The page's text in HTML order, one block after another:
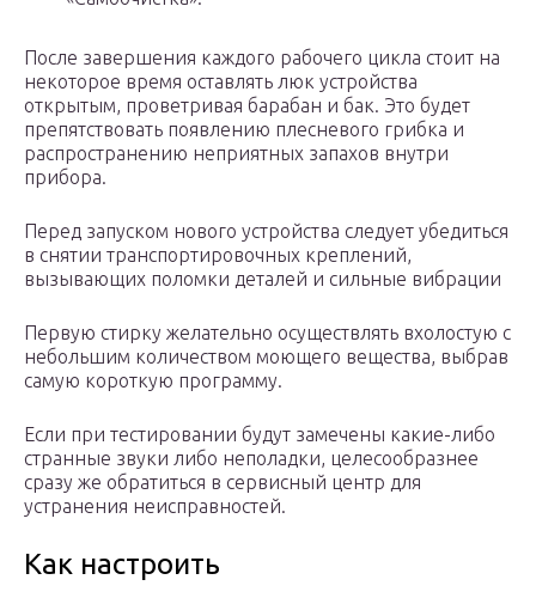
После завершения каждого рабочего цикла стоит на
некоторое время оставлять люк устройства
открытым, проветривая барабан и бак. Это будет
препятствовать появлению плесневого грибка и
распространению неприятных запахов внутри
прибора.
Перед запуском нового устройства следует убедиться
в снятии транспортировочных креплений,
вызывающих поломки деталей и сильные вибрации
Первую стирку желательно осуществлять вхолостую с
небольшим количеством моющего вещества, выбрав
самую короткую программу.
Если при тестировании будут замечены какие-либо
странные звуки либо неполадки, целесообразнее
сразу же обратиться в сервисный центр для
устранения неисправностей.
Как настроить